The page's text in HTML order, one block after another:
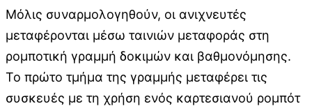
Μόλις συναρμολογηθούν, οι ανιχνευτές
μεταφέρονται μέσω ταινιών μεταφοράς στη
ρομποτική γραμμή δοκιμών και βαθμονόμησης.
Το πρώτο τμήμα της γραμμής μεταφέρει τις
συσκευές με τη χρήση ενός καρτεσιανού ρομπότ